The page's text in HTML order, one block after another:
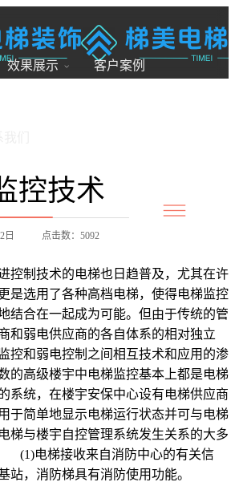
效果展示 客户案例
控技术
日 点击数：5092
控制技术的电梯也日趋普及，尤其在许
是选用了各种高档电梯，使得电梯监控
结合在一起成为可能。但由于传统的管
和弱电供应商的各自体系的相对独立
控和弱电控制之间相互技术和应用的渗
的高级楼宇中电梯监控基本上都是电梯
系统，在楼宇安保中心设有电梯供应商
于简单地显示电梯运行状态并可与电梯
梯与楼宇自控管理系统发生关系的大多
电梯接收来自消防中心的有关信
基站，消防梯具有消防使用功能。